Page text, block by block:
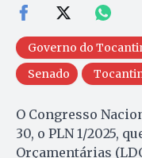
Governo do
Senado
O Congresso
30, o PLN 1/2025,
Orçamentárias